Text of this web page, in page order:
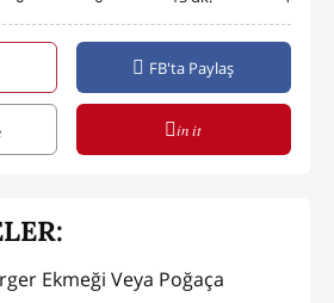
FB'ta Paylaş
in it
Ekmeği Veya Poğaça